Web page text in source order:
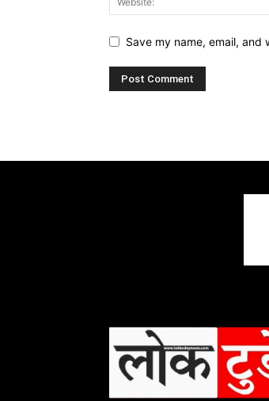
Save my name, email,